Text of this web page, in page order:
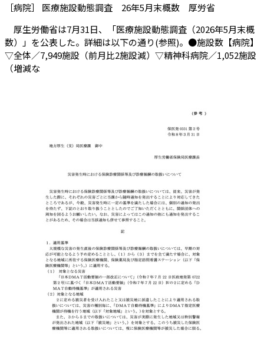
［病院］ 医療施設動態調査 26年5月末概数 厚労省（会員限定
厚生労働省は7月31日、「医療施設動態調査（2026年5月末概
数）」を公表した。詳細は以下の通り(参照)。●施設数【病院】
▽全体／7,949施設（前月比2施設減）▽精神科病院／1,052施設
（増減な